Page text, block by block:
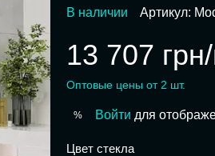
В наличии Артикул:
13 707
Оптовые цены от 2 шт.
% Войти для
Цвет стекла